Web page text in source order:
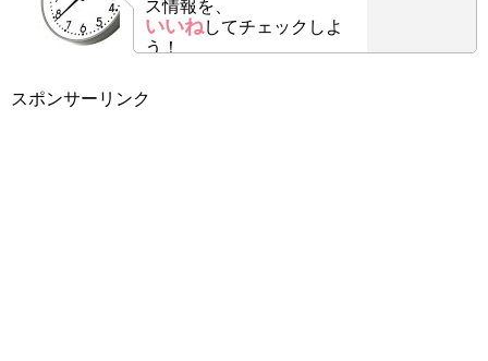
ス情報を、
いいねしてチェックしよ
う！
スポンサーリンク